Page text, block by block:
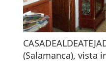
(Salamanca), vista